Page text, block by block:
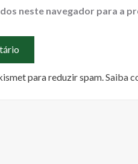
neste navegador para a
para reduzir spam. Saiba